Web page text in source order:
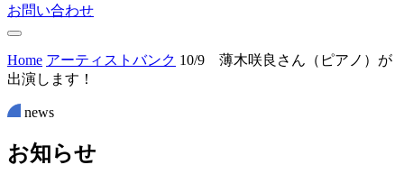
お問い合わせ
Home アーティストバンク 10/9 薄木咲良さん（ピアノ）が
出演します！
news
お知らせ